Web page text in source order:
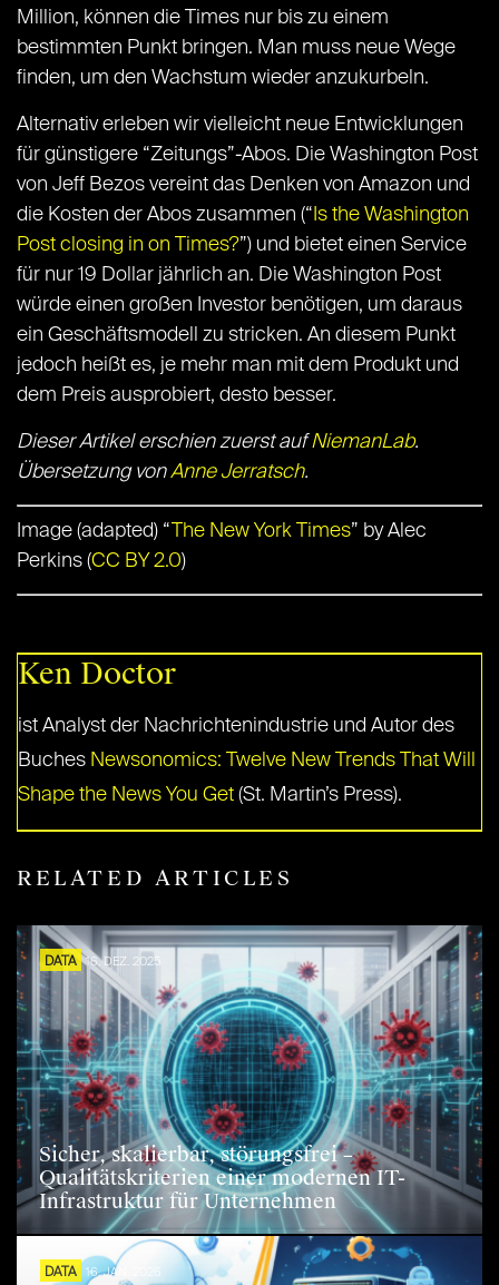
Million, können die Times nur bis zu einem
bestimmten Punkt bringen. Man muss neue Wege
finden, um den Wachstum wieder anzukurbeln.
Alternativ erleben wir vielleicht neue Entwicklungen
für günstigere “Zeitungs”-Abos. Die Washington Post
von Jeff Bezos vereint das Denken von Amazon und
die Kosten der Abos zusammen (“ Is the Washington
Post closing in on Times?”) und bietet einen Service
für nur 19 Dollar jährlich an. Die Washington Post
würde einen großen Investor benötigen, um daraus
ein Geschäftsmodell zu stricken. An diesem Punkt
jedoch heißt es, je mehr man mit dem Produkt und
dem Preis ausprobiert, desto besser.
Dieser Artikel erschien zuerst aufNiemanLab.
Übersetzung vonAnne Jerratsch.
Image (adapted) “ The New York Times” by Alec
Perkins (CC BY 2.0)
Ken Doctor
ist Analyst der Nachrichtenindustrie und Autor des
Buches Newsonomics: Twelve New Trends That Will
Shape the News You Get (St. Martin’s Press).
RELATED ARTICLES
DATA 16. DEZ. 2025
Sicher, skalierbar, störungsfrei –
Qualitätskriterien einer modernen IT-
Infrastruktur für Unternehmen
DATA 16. JAN. 2026